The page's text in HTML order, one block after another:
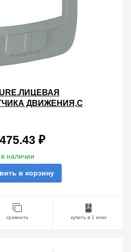
ДВИЖЕНИЯ,С
₽
в наличии
в корзину
сравнить купить в 1 клик